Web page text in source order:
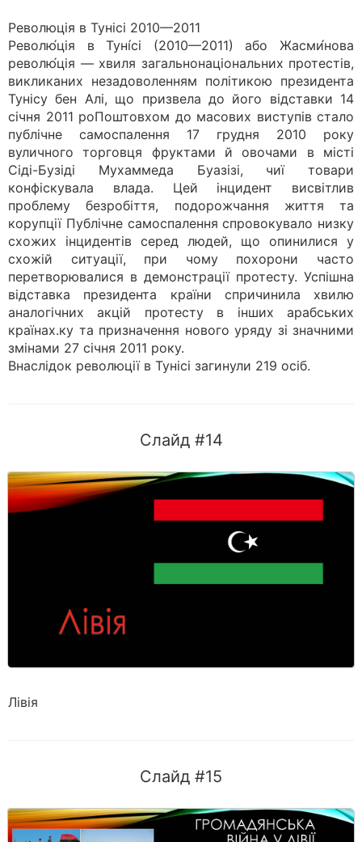
Революція в Тунісі 2010—2011
Револю́ція в Туні́сі (2010—2011) або Жасми́нова
револю́ція — хвиля загальнонаціональних протестів,
викликаних незадоволенням політикою президента
Тунісу бен Алі, що призвела до його відставки 14
січня 2011 роПоштовхом до масових виступів стало
публічне самоспалення 17 грудня 2010 року
вуличного торговця фруктами й овочами в місті
Сіді-Бузіді Мухаммеда Буазізі, чиї товари
конфіскувала влада. Цей інцидент висвітлив
проблему безробіття, подорожчання життя та
корупції Публічне самоспалення спровокувало низку
схожих інцидентів серед людей, що опинилися у
схожій ситуації, при чому похорони часто
перетворювалися в демонстрації протесту. Успішна
відставка президента країни спричинила хвилю
аналогічних акцій протесту в інших арабських
країнах.ку та призначення нового уряду зі значними
змінами 27 січня 2011 року.
Внаслідок революції в Тунісі загинули 219 осіб.
Слайд #14
Лівія
Слайд #15